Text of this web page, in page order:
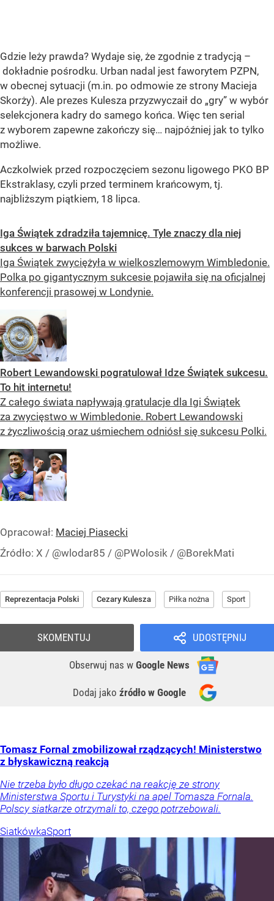
Gdzie leży prawda? Wydaje się, że zgodnie z tradycją –
dokładnie pośrodku. Urban nadal jest faworytem PZPN,
w obecnej sytuacji (m.in. po odmowie ze strony Macieja
Skorży). Ale prezes Kulesza przyzwyczaił do „gry” w wybór
selekcjonera kadry do samego końca. Więc ten serial
z wyborem zapewne zakończy się… najpóźniej jak to tylko
możliwe.
Aczkolwiek przed rozpoczęciem sezonu ligowego PKO BP
Ekstraklasy, czyli przed terminem krańcowym, tj.
najbliższym piątkiem, 18 lipca.
Iga Świątek zdradziła tajemnicę. Tyle znaczy dla niej
sukces w barwach Polski
Iga Świątek zwyciężyła w wielkoszlemowym Wimbledonie.
Polka po gigantycznym sukcesie pojawiła się na oficjalnej
konferencji prasowej w Londynie.
Robert Lewandowski pogratulował Idze Świątek sukcesu.
To hit internetu!
Z całego świata napływają gratulacje dla Igi Świątek
za zwycięstwo w Wimbledonie. Robert Lewandowski
z życzliwością oraz uśmiechem odniósł się sukcesu Polki.
Opracował: Maciej Piasecki
Źródło: X / @wlodar85 / @PWolosik / @BorekMati
Reprezentacja Polski Cezary Kulesza Piłka nożna Sport
UDOSTĘPNIJ
Obserwuj nas w Google News
Dodaj jako źródło w Google
SKOMENTUJ
Tomasz Fornal zmobilizował rządzących! Ministerstwo
z błyskawiczną reakcją
Nie trzeba było długo czekać na reakcję ze strony
Ministerstwa Sportu i Turystyki na apel Tomasza Fornala.
Polscy siatkarze otrzymali to, czego potrzebowali.
SiatkówkaSport